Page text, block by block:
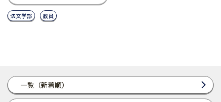
一覧（新着順）
法文学部 教員